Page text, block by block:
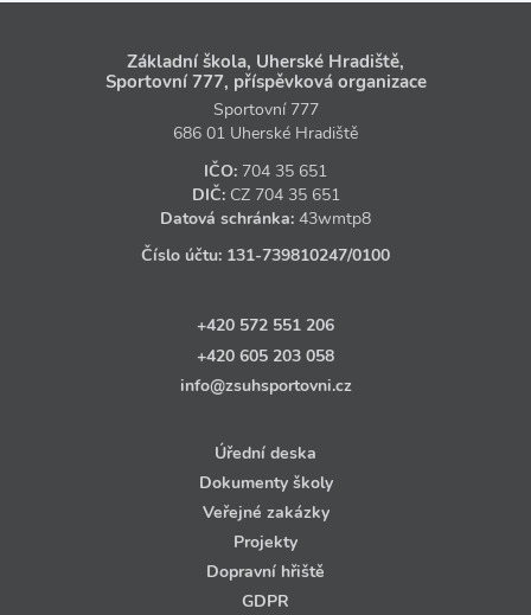
Základní škola, Uherské Hradiště,
Sportovní 777, příspěvková organizace
Sportovní 777
686 01 Uherské Hradiště
IČO: 704 35 651
DIČ: CZ 704 35 651
Datová schránka: 43wmtp8
Číslo účtu: 131‑739810247/0100
+420 572 551 206
+420 605 203 058
info@zsuhsportovni.cz
Úřední deska
Dokumenty školy
Veřejné zakázky
Projekty
Dopravní hřiště
GDPR